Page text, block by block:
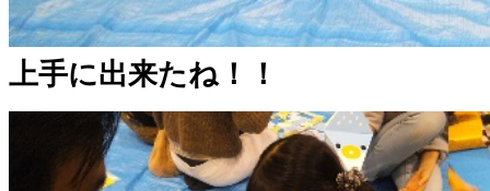
上手に出来たね！！